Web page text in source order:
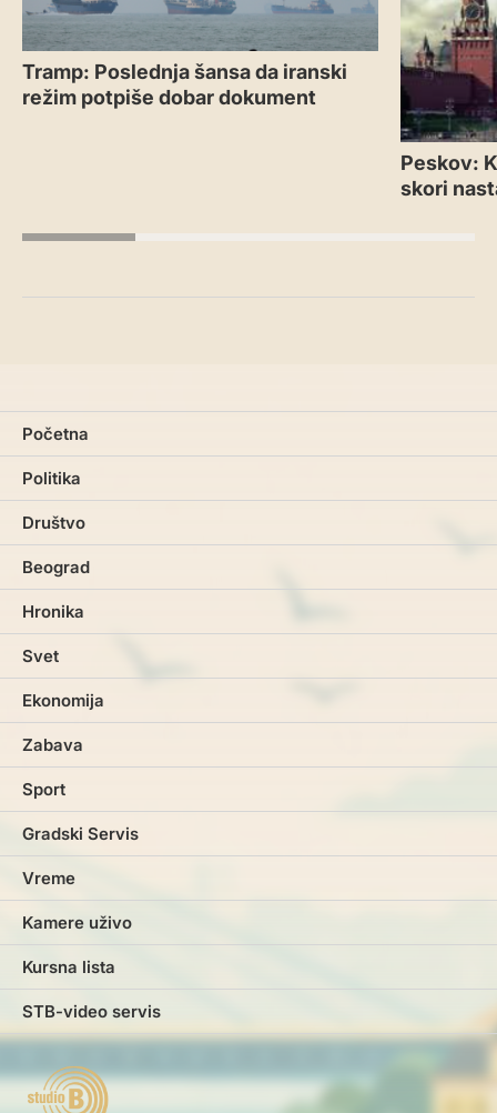
Tramp: Poslednja šansa da iranski
režim potpiše dobar dokument
Peskov:
skori
Početna
Politika
Društvo
Beograd
Hronika
Svet
Ekonomija
Zabava
Sport
Gradski Servis
Vreme
Kamere uživo
Kursna lista
STB-video servis